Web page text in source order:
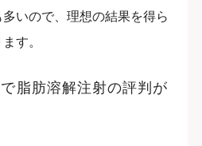
いので、理想の結果を得ら
す。
脂肪溶解注射の評判が